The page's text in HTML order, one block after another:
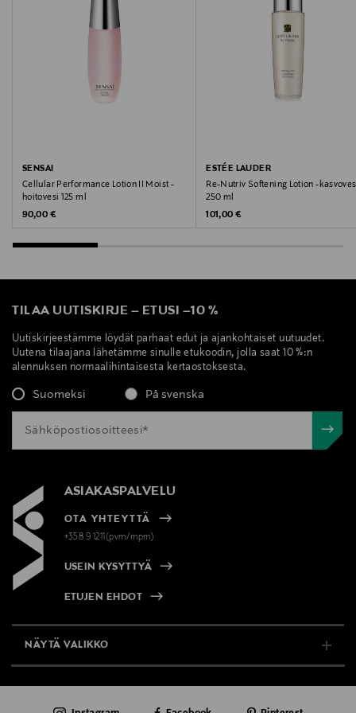
Valmistajan osoite
Scandinavian Cosmetics, Hyllie Stationstorg 31, 215 32
Malmö, Sweden
Digitaalinen osoite
info@scandinaviancosmetics.se
Avainsanat
sensai, hoitovesi, kasvovesi, kasvojenhoito
SENSAI
Cellular Performance Lotion II Moist -
hoitovesi 125 ml
Original Price
90,00 €
ESTÉE LAUDER
Re-Nutriv Softening Lotion -
250 ml
Original Price
101,00 €
TILAA UUTISKIRJE – ETUSI –10 %
Uutiskirjeestämme löydät parhaat edut ja ajankohtaiset uutuudet.
Uutena tilaajana lähetämme sinulle etukoodin, jolla saat 10 %:n
alennuksen normaalihintaisesta kertaostoksesta.
Suomeksi På svenska
ASIAKASPALVELU
OTA YHTEYTTÄ
+358 9 1211(pvm/mpm)
USEIN KYSYTTYÄ
ETUJEN EHDOT
NÄYTÄ VALIKKO